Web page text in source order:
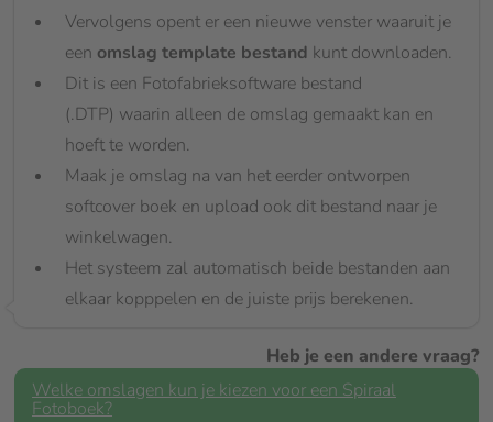
Vervolgens opent er een nieuwe venster waaruit je
een omslag template bestand kunt downloaden.
Dit is een Fotofabrieksoftware bestand
(.DTP) waarin alleen de omslag gemaakt kan en
hoeft te worden.
Maak je omslag na van het eerder ontworpen
softcover boek en upload ook dit bestand naar je
winkelwagen.
Het systeem zal automatisch beide bestanden aan
elkaar kopppelen en de juiste prijs berekenen.
Heb je een andere vraag?
Welke omslagen kun je kiezen voor een Spiraal
Fotoboek?